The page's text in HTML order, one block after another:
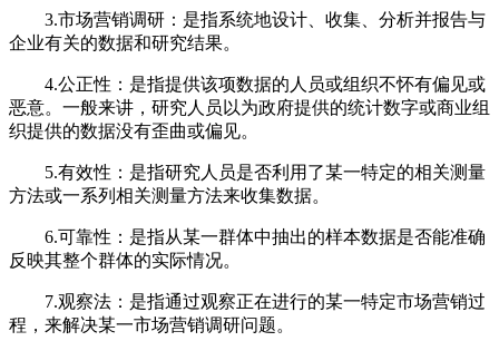
3.市场营销调研：是指系统地设计、收集、分析并报告与
企业有关的数据和研究结果。
4.公正性：是指提供该项数据的人员或组织不怀有偏见或
恶意。一般来讲，研究人员以为政府提供的统计数字或商业组
织提供的数据没有歪曲或偏见。
5.有效性：是指研究人员是否利用了某一特定的相关测量
方法或一系列相关测量方法来收集数据。
6.可靠性：是指从某一群体中抽出的样本数据是否能准确
反映其整个群体的实际情况。
7.观察法：是指通过观察正在进行的某一特定市场营销过
程，来解决某一市场营销调研问题。